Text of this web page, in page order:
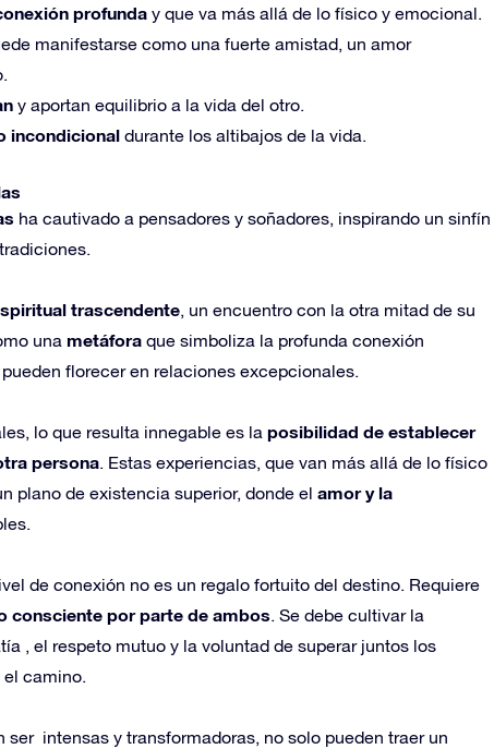
profunda y que va más allá de lo físico y emocional.
manifestarse como una fuerte amistad, un amor
y aportan equilibrio a la vida del otro.
incondicional durante los altibajos de la vida.
ha cautivado a pensadores y soñadores, inspirando un sinfín
trascendente, un encuentro con la otra mitad de su
una metáfora que simboliza la profunda conexión
florecer en relaciones excepcionales.
lo que resulta innegable es la posibilidad de establecer
persona. Estas experiencias, que van más allá de lo físico
plano de existencia superior, donde el amor y la
de conexión no es un regalo fortuito del destino. Requiere
consciente por parte de ambos. Se debe cultivar la
, el respeto mutuo y la voluntad de superar juntos los
camino.
intensas y transformadoras, no solo pueden traer un